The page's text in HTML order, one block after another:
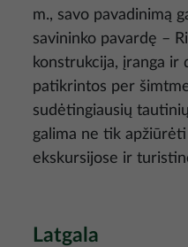
m., savo pavadinimą
savininko pavardę –
konstrukcija, įranga ir
patikrintos per
sudėtingiausių
galima ne tik
ekskursijose ir
Latgala